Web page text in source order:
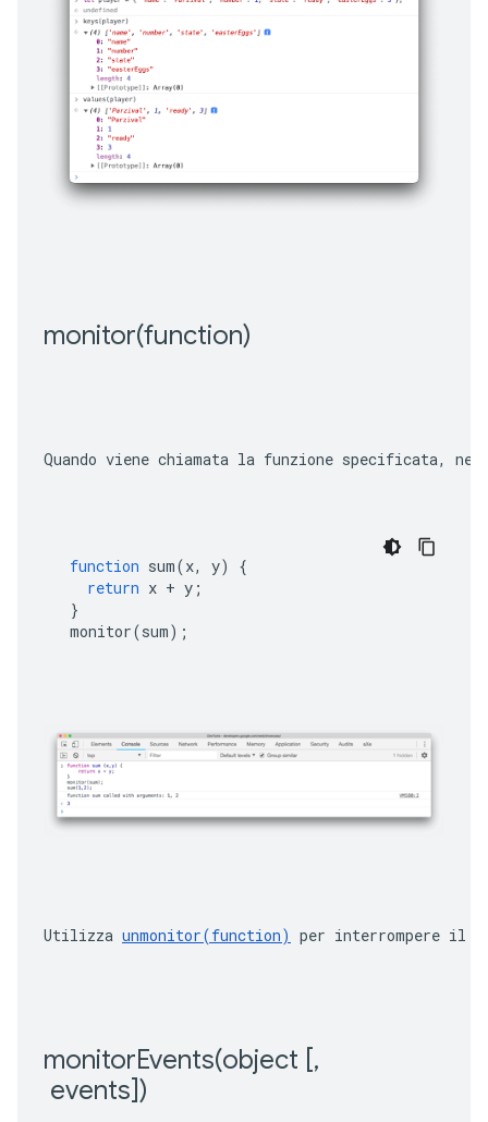
monitor(function)
Quando viene chiamata la funzione specificata,
function sum(x, y)
{
return x + y ;
}
monitor(sum);
Utilizza unmonitor(function) per interrompere il
monitorEvents(object [,
events])